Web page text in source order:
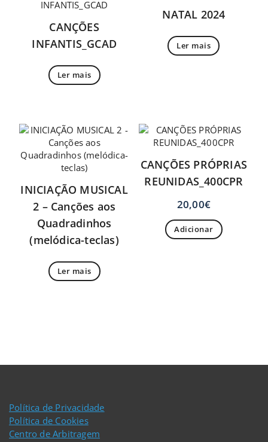
CANÇÕES
INFANTIS_GCAD
Ler mais
NATAL 2024
Ler mais
INICIAÇÃO MUSICAL
2 – Canções aos
Quadradinhos
(melódica-teclas)
Ler mais
CANÇÕES PRÓPRIAS
REUNIDAS_400CPR
20,00€
Adicionar
Política de Privacidade
Política de Cookies
Centro de Arbitragem